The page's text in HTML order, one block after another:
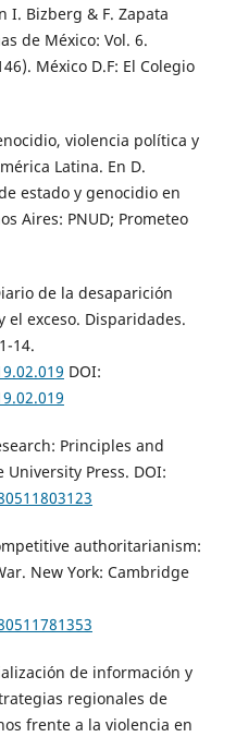
Bizberg & F. Zapata
de México: Vol. 6.
México D.F: El Colegio
violencia política y
Latina. En D.
estado y genocidio en
Aires: PNUD; Prometeo
de la desaparición
el exceso. Disparidades.
14.
DOI:
Principles and
Press. DOI:
authoritarianism:
New York: Cambridge
de información y
regionales de
frente a la violencia en